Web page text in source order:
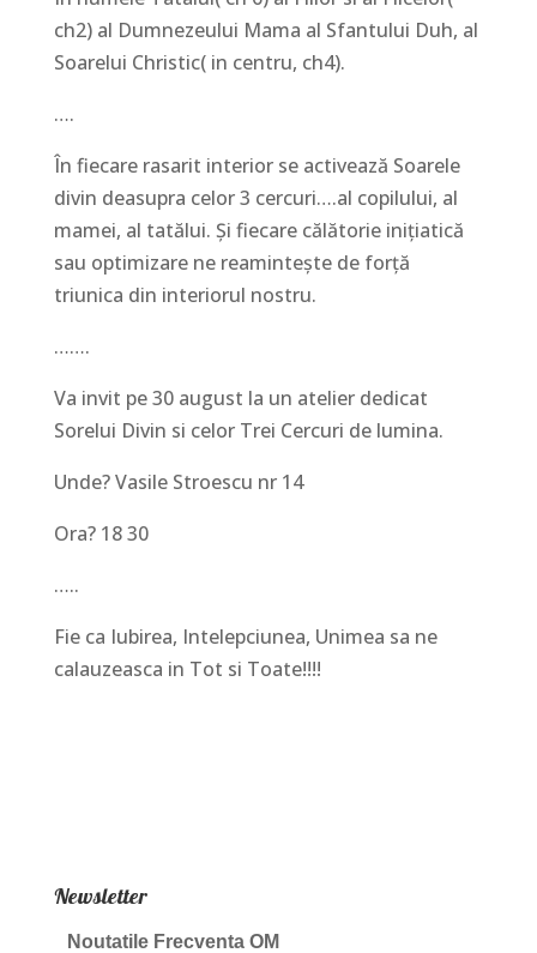
ch2) al Dumnezeului Mama al Sfantului Duh, al
Soarelui Christic( in centru, ch4).
….
În fiecare rasarit interior se activează Soarele
divin deasupra celor 3 cercuri….al copilului, al
mamei, al tatălui. Și fiecare călătorie inițiatică
sau optimizare ne reamintește de forță
triunica din interiorul nostru.
…….
Va invit pe 30 august la un atelier dedicat
Sorelui Divin si celor Trei Cercuri de lumina.
Unde? Vasile Stroescu nr 14
Ora? 18 30
…..
Fie ca Iubirea, Intelepciunea, Unimea sa ne
calauzeasca in Tot si Toate!!!!
Newsletter
Noutatile Frecventa OM